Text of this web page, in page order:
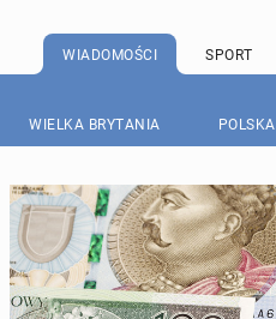
WIADOMOŚCI SPORT
WIELKA BRYTANIA POLSKA